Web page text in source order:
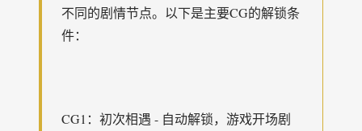
不同的剧情节点。以下是主要CG的解锁条
件：
CG1：初次相遇 - 自动解锁，游戏开场剧